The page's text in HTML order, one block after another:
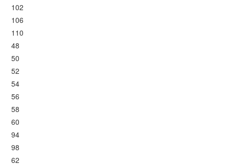
102
106
110
48
50
52
54
56
58
60
94
98
62